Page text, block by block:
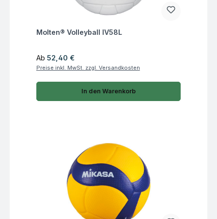
Fragen zum Artikel
Molten® Volleyball IV58L
Regulärer Preis:
Ab 52,40 €
Preise inkl. MwSt. zzgl. Versandkosten
In den Warenkorb